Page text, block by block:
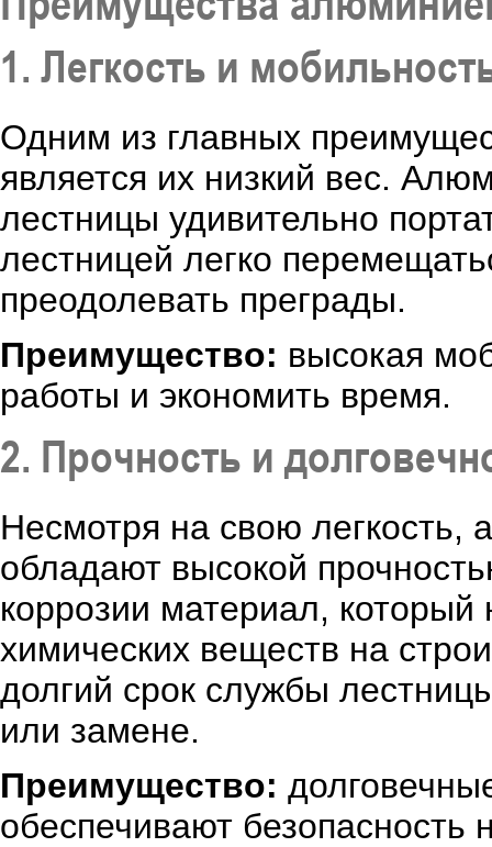
1. Легкость и
Одним из главных
является их низкий вес.
лестницы удивительно
лестницей легко
преодолевать преграды.
Преимущество: высокая
работы и экономить время.
2. Прочность и
Несмотря на свою
обладают высокой
коррозии материал,
химических веществ на
долгий срок службы
или замене.
Преимущество:
обеспечивают безопасность